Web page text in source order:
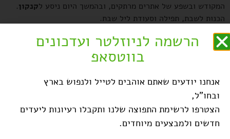
המקודש ובשפע של אתרים מרתקים, ובהמשך היום ניסע לקנקון.
הכנות לשבת, תפילה וסעודת ליל שבת.
יום מס' 12 (שבת): קנקון
– עיר מודרנית שמתפרנסת מתיירות, שוכנת על החוף וצופה
שבת, נצא לסיור רגלי באזור המלון עם מלווה הקבוצה.
יום מס' 13 (ראשון): קנקון – טולום –
פלאיה דל כרמן – קנקון
הרשמה לניוזלטר ועדכונים
בווטסאפ
אנחנו יודעים שאתם אוהבים לטייל ולנפוש בארץ
ובחו"ל,
הצטרפו לרשימת התפוצה שלנו ותקבלו רעיונות ליעדים
חדשים ולמבצעים מיוחדים.